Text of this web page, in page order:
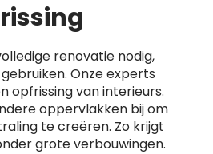
renovatie nodig,
Onze experts
opfrissing van interieurs.
oppervlakken bij om
te creëren. Zo krijgt
grote verbouwingen.